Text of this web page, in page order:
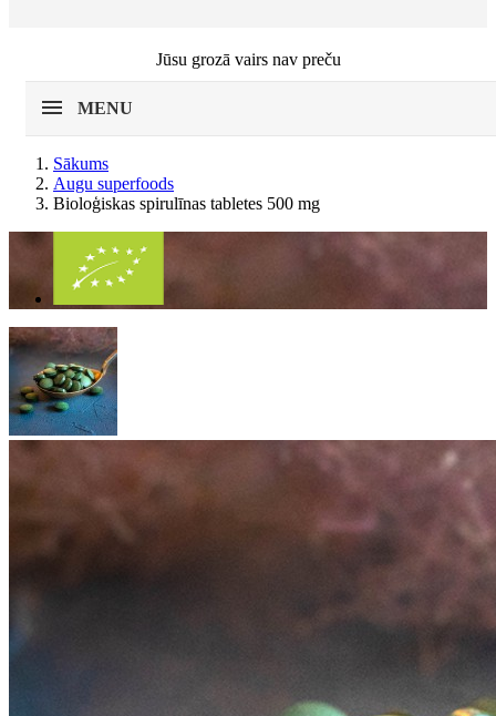
Jūsu grozā vairs nav preču
MENU
Sākums
Augu superfoods
Bioloģiskas spirulīnas tabletes 500 mg